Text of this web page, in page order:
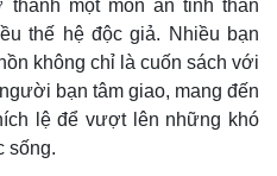
Giá vàng
Tiêu dùng
Tỷ giá
Chứng khoán
Giá cà phê
một món ăn tinh thần
thế hệ độc giả. Nhiều bạn
không chỉ là cuốn sách với
bạn tâm giao, mang đến
lệ để vượt lên những khó
sống.